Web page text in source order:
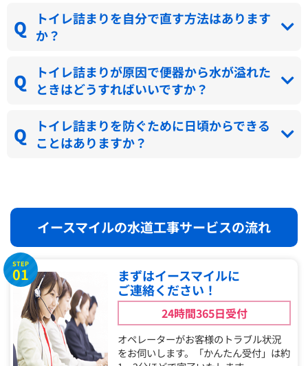
トイレ詰まりを自分で直す方法はあります
か？
トイレ詰まりが原因で便器から水が溢れた
ときはどうすればいいですか？
トイレ詰まりを防ぐために日頃からできる
ことはありますか？
イースマイルの水道工事サービスの流れ
STEP
01
まずはイースマイルに
ご連絡ください！
24時間365日受付
オペレーターがお客様のトラブル状況
をお伺いします。「かんたん受付」は約